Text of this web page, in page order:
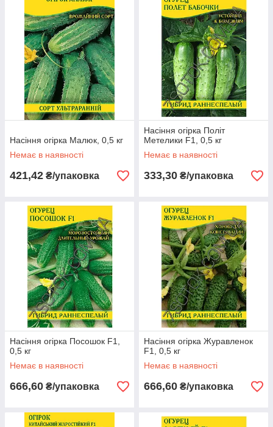
Насіння огірка Малюк, 0,5 кг
Немає в наявності
421,42 ₴/упаковка
Насіння огірка Політ
Метелики F1, 0,5 кг
Немає в наявності
333,30 ₴/упаковка
Насіння огірка Посошок F1,
0,5 кг
Немає в наявності
666,60 ₴/упаковка
Насіння огірка Журавленок
F1, 0,5 кг
Немає в наявності
666,60 ₴/упаковка